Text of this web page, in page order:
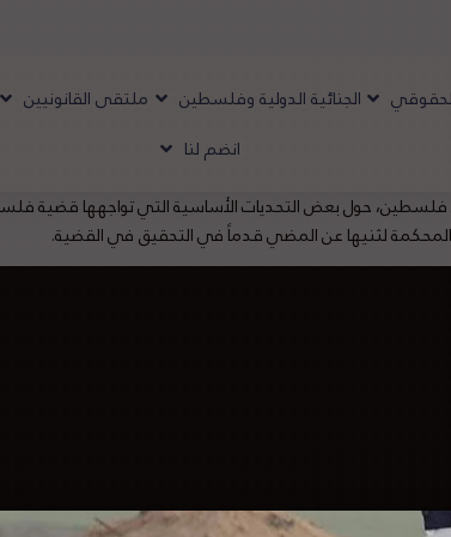
الجنائية الدولية وفلسطين ملتقى القانونيين
انضم لنا
حول بعض التحديات الأساسية التي تواجهها قضية
لثنيها عن المضي قدماً في التحقيق في القضية.